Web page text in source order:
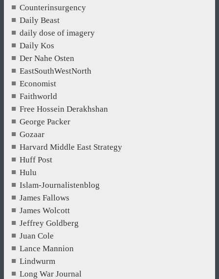
Counterinsurgency
Daily Beast
daily dose of imagery
Daily Kos
Der Nahe Osten
EastSouthWestNorth
Economist
Faithworld
Free Hossein Derakhshan
George Packer
Gozaar
Harvard Middle East Strategy
Huff Post
Hulu
Islam-Journalistenblog
James Fallows
James Wolcott
Jeffrey Goldberg
Juan Cole
Lance Mannion
Lindwurm
Long War Journal